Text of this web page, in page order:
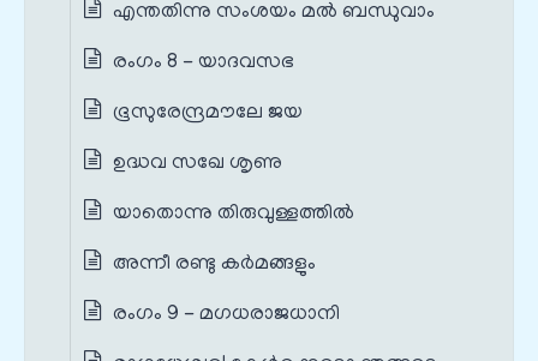
എന്തതിന്നു സംശയം മൽ ബന്ധുവാം
രംഗം 8 - യാദവസഭ
ഭൂസുരേന്ദ്രമൗലേ ജയ
ഉദ്ധവ സഖേ ശൃണു
യാതൊന്നു തിരുവുള്ളത്തിൽ
അന്നീ രണ്ടു കർമങ്ങളും
രംഗം 9 - മഗധരാജധാനി